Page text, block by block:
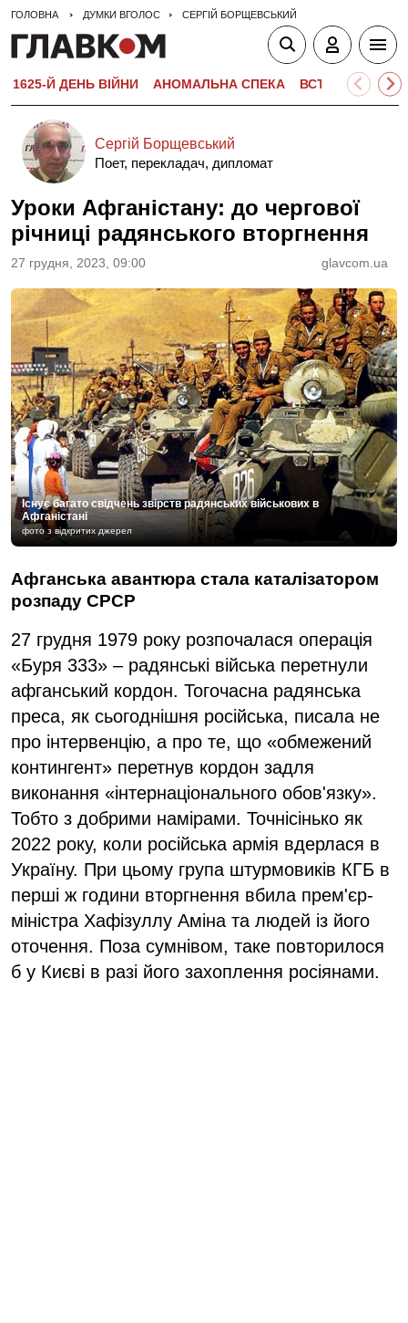
ГОЛОВНА ДУМКИ ВГОЛОС СЕРГІЙ БОРЩЕВСЬКИЙ
1625-Й ДЕНЬ ВІЙНИ АНОМАЛЬНА СПЕКА ВСТУПНА
Сергій Борщевський
Поет, перекладач, дипломат
Уроки Афганістану: до чергової
річниці радянського вторгнення
27 грудня, 2023, 09:00 glavcom.ua
Існує багато свідчень звірств радянських військових в
Афганістані
фото з відкритих джерел
Афганська авантюра стала каталізатором
розпаду СРСР
27 грудня 1979 року розпочалася операція
«Буря 333» – радянські війська перетнули
афганський кордон. Тогочасна радянська
преса, як сьогоднішня російська, писала не
про інтервенцію, а про те, що «обмежений
контингент» перетнув кордон задля
виконання «інтернаціонального обов'язку».
Тобто з добрими намірами. Точнісінько як
2022 року, коли російська армія вдерлася в
Україну. При цьому група штурмовиків КГБ в
перші ж години вторгнення вбила прем'єр-
міністра Хафізуллу Аміна та людей із його
оточення. Поза сумнівом, таке повторилося
б у Києві в разі його захоплення росіянами.